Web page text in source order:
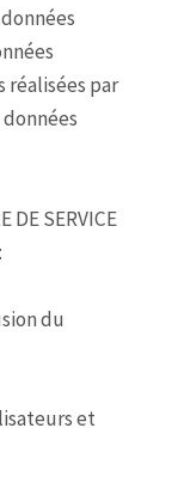
réalisées par
DE SERVICE
du
et